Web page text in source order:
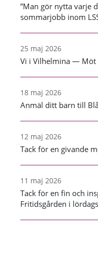
”Man gör nytta varje
sommarjobb inom
25 maj 2026
Vi i Vilhelmina — Möt
18 maj 2026
Anmäl ditt barn till
12 maj 2026
Tack för en givande
11 maj 2026
Tack för en fin och
Fritidsgården i